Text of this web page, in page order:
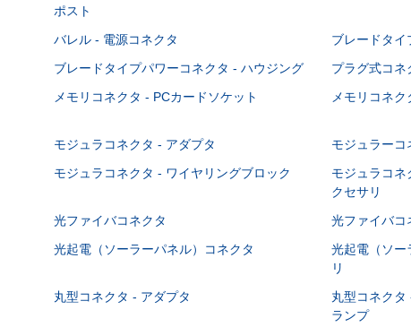
ポスト
バレル - 電源コネクタ ブレードタイ
ブレードタイプパワーコネクタ - ハウジング
プラグ式コネ
メモリコネクタ - PCカードソケット
メモリコネ
モジュラコネクタ - アダプタ モジュラーコ
モジュラコネクタ - ワイヤリングブロック
モジュラコ
クセサリ
光ファイバコネクタ 光ファイバコ
光起電（ソーラーパネル）コネクタ
光起電（ソー
リ
丸型コネクタ - アダプタ
丸型コネクタ
ランプ